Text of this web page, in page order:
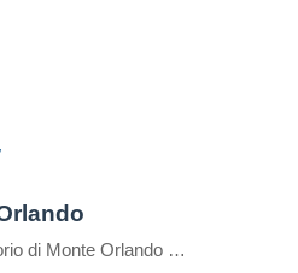
l promontorio di Monte Orlando (171 m) è il prolungamento verso il mare del sistema montuoso degli Aurunci, costituito quasi esclusivamente da calcari meso-cenozoici (190-25 milioni di anni). Nell’area del parco si rinvengono molti fenomeni caratteristici di questi territori come terre rosse, falesie, faglie, grotte, rocce stratificate. In alcuni punti possiamo osservare della terra di […]